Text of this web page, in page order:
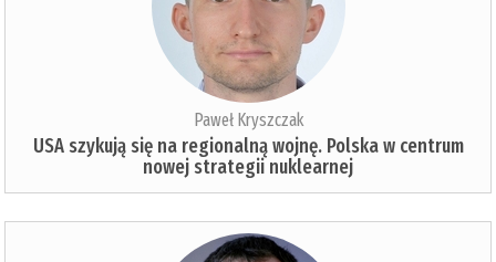
Paweł Kryszczak
USA szykują się na regionalną wojnę. Polska w centrum
nowej strategii nuklearnej